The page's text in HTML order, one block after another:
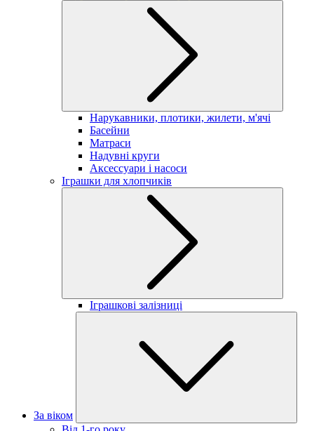
Нарукавники, плотики, жилети, м'ячі
Басейни
Матраси
Надувні круги
Аксессуари і насоси
Іграшки для хлопчиків
Іграшкові залізниці
За віком